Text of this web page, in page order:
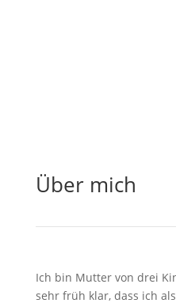
Über mich
Ich bin Mutter von drei
sehr früh klar, dass ich